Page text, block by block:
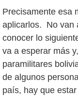
Precisamente esa
aplicarlos. No van
conocer lo
va a esperar más
paramilitares
de algunos
país, hay que